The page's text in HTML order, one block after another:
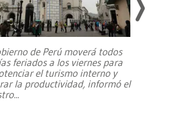
de Perú moverá todos
feriados a los viernes para
el turismo interno y
la productividad, informó el
...